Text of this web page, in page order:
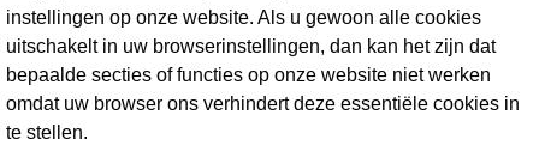
instellingen op onze website. Als u gewoon alle cookies
uitschakelt in uw browserinstellingen, dan kan het zijn dat
bepaalde secties of functies op onze website niet werken
omdat uw browser ons verhindert deze essentiële cookies in
te stellen.